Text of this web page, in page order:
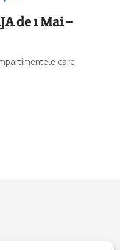
de 1 Mai –
care